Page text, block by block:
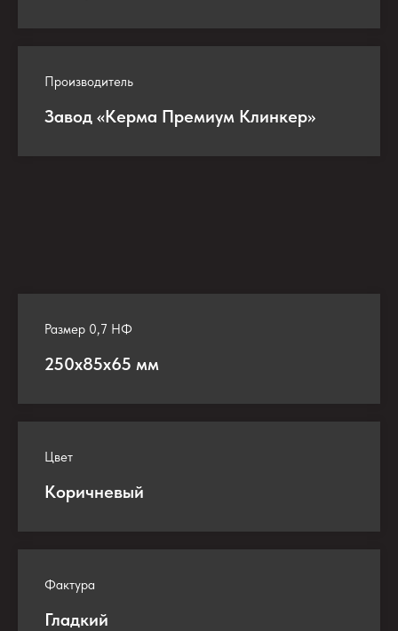
Производитель
Завод «Керма Премиум Клинкер»
Размер 0,7 НФ
250х85х65 мм
Цвет
Коричневый
Фактура
Гладкий